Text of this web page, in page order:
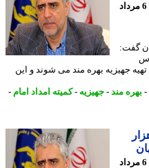
شنبه 6 مرداد
تومانی تهیه جهیزیه بهره مند می شوند و این
مند-جهیزیه- کمیته امداد امام -
شنبه 6 مرداد